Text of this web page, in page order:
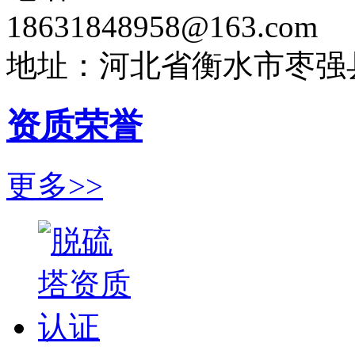
18631848958@163.com
地址：河北省衡水市枣
资质荣誉
更多>>